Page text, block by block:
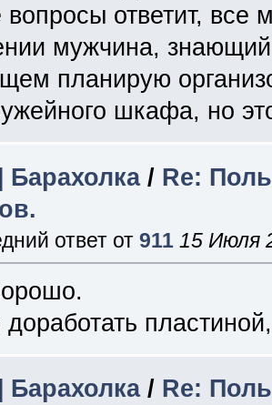
ответит, все
мужчина, знающий
планирую
шкафа, но
Барахолка / Re:
ответ от911 15 Июля
Барахолка / Re: